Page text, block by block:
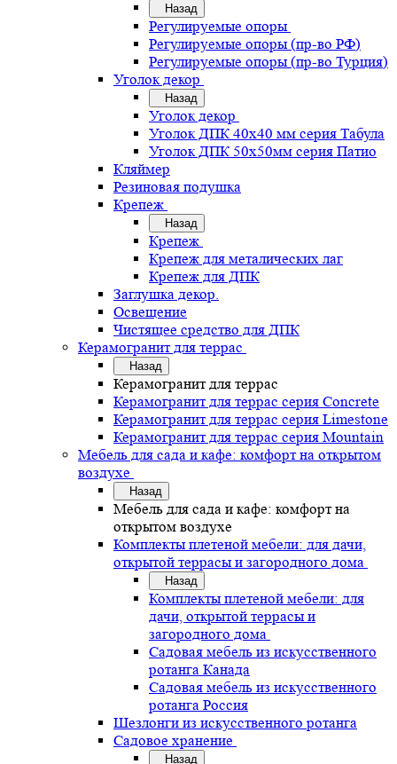
Назад
Регулируемые опоры
Регулируемые опоры (пр-во РФ)
Регулируемые опоры (пр-во Турция)
Уголок декор
Назад
Уголок декор
Уголок ДПК 40х40 мм серия Табула
Уголок ДПК 50х50мм серия Патио
Кляймер
Резиновая подушка
Крепеж
Назад
Крепеж
Крепеж для металических лаг
Крепеж для ДПК
Заглушка декор.
Освещение
Чистящее средство для ДПК
Керамогранит для террас
Назад
Керамогранит для террас
Керамогранит для террас серия Concrete
Керамогранит для террас серия Limestone
Керамогранит для террас серия Mountain
Мебель для сада и кафе: комфорт на открытом
воздухе
Назад
Мебель для сада и кафе: комфорт на
открытом воздухе
Комплекты плетеной мебели: для дачи,
открытой террасы и загородного дома
Назад
Комплекты плетеной мебели: для
дачи, открытой террасы и
загородного дома
Садовая мебель из искусственного
ротанга Канада
Садовая мебель из искусственного
ротанга Россия
Шезлонги из искусственного ротанга
Садовое хранение
Назад